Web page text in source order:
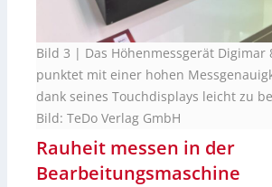
Bild 3 | Das Höhenmessgerät Digimar
punktet mit einer hohen
dank seines Touchdisplays leicht zu
Bild: TeDo Verlag GmbH
Rauheit messen in der
Bearbeitungsmaschine